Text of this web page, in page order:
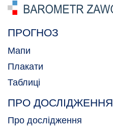
ПРОГНОЗ
Мапи
Плакати
Таблиці
ПРО ДОСЛІДЖЕННЯ
Про дослідження